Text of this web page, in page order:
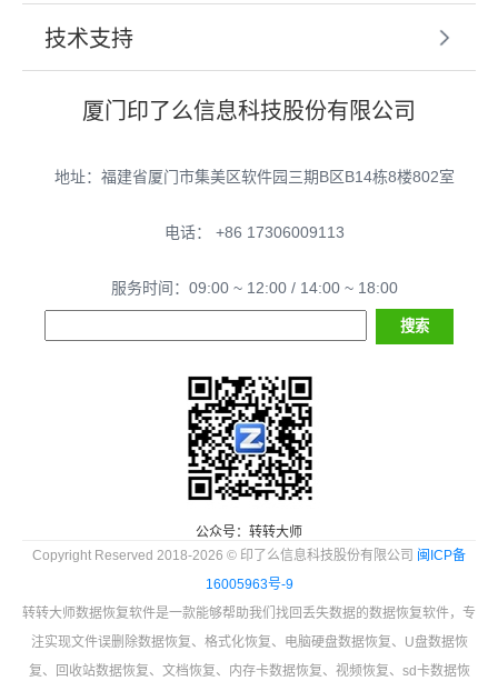
技术支持
厦门印了么信息科技股份有限公司
地址：福建省厦门市集美区软件园三期B区B14栋8楼802室
电话： +86 17306009113
服务时间：09:00 ~ 12:00 / 14:00 ~ 18:00
公众号：转转大师
Copyright Reserved 2018-2026 © 印了么信息科技股份有限公司 闽ICP备
16005963号-9
转转大师数据恢复软件是一款能够帮助我们找回丢失数据的数据恢复软件，专
注实现文件误删除数据恢复、格式化恢复、电脑硬盘数据恢复、U盘数据恢
复、回收站数据恢复、文档恢复、内存卡数据恢复、视频恢复、sd卡数据恢